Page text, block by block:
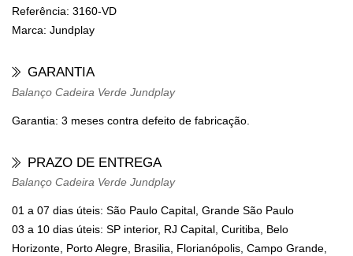
Referência: 3160-VD
Marca: Jundplay
GARANTIA
Balanço Cadeira Verde Jundplay
Garantia: 3 meses contra defeito de fabricação.
PRAZO DE ENTREGA
Balanço Cadeira Verde Jundplay
01 a 07 dias úteis: São Paulo Capital, Grande São Paulo
03 a 10 dias úteis: SP interior, RJ Capital, Curitiba, Belo
Horizonte, Porto Alegre, Brasilia, Florianópolis, Campo Grande,